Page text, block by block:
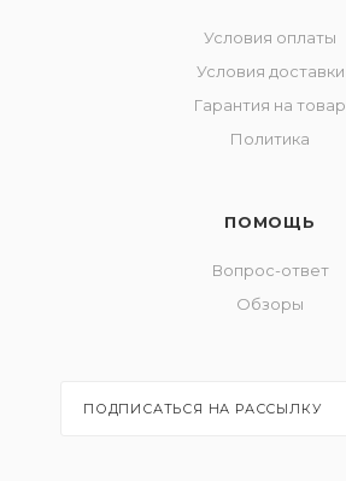
Условия оплаты
Условия доставки
Гарантия на товар
Политика
ПОМОЩЬ
Вопрос-ответ
Обзоры
ПОДПИСАТЬСЯ НА РАССЫЛКУ